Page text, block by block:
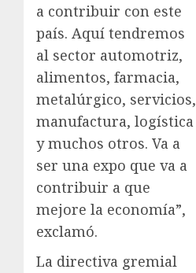
a contribuir con este
país. Aquí tendremos
al sector automotriz,
alimentos, farmacia,
metalúrgico, servicios,
manufactura, logística
y muchos otros. Va a
ser una expo que va a
contribuir a que
mejore la economía”,
exclamó.
La directiva gremial